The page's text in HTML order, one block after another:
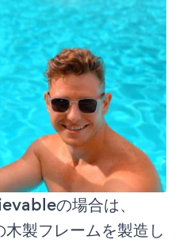
の場合は、
製フレームを製造し